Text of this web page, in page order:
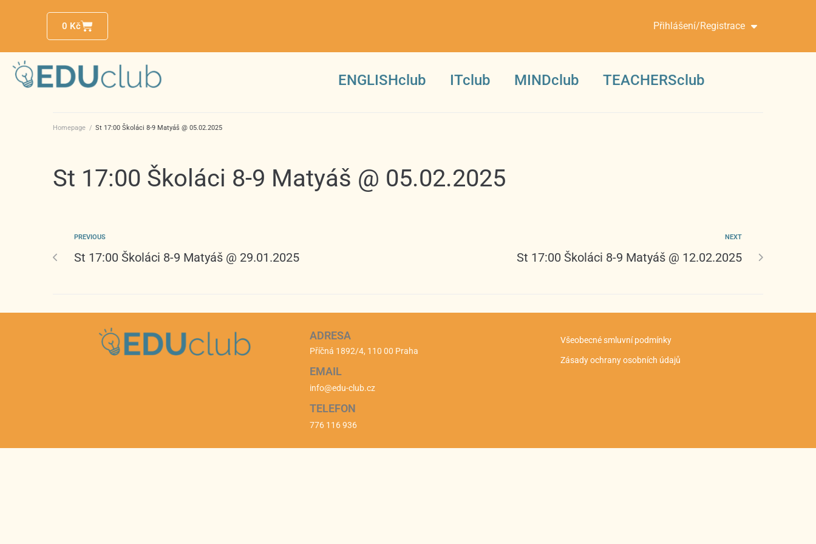
0 Kč Přihlášení/Registrace
ENGLISHclub ITclub MINDclub TEACHERSclub
Homepage / St 17:00 Školáci 8-9 Matyáš @ 05.02.2025
St 17:00 Školáci 8-9 Matyáš @ 05.02.2025
PREVIOUS
St 17:00 Školáci 8-9 Matyáš @ 29.01.2025
NEXT
St 17:00 Školáci 8-9 Matyáš @ 12.02.2025
ADRESA
Příčná 1892/4, 110 00 Praha
EMAIL
info@edu-club.cz
TELEFON
776 116 936
Všeobecné smluvní podmínky
Zásady ochrany osobních údajů